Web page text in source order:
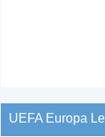
UEFA Europa